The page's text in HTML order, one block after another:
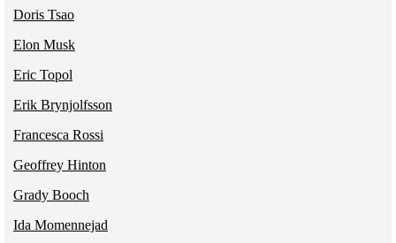
Doris Tsao
Elon Musk
Eric Topol
Erik Brynjolfsson
Francesca Rossi
Geoffrey Hinton
Grady Booch
Ida Momennejad